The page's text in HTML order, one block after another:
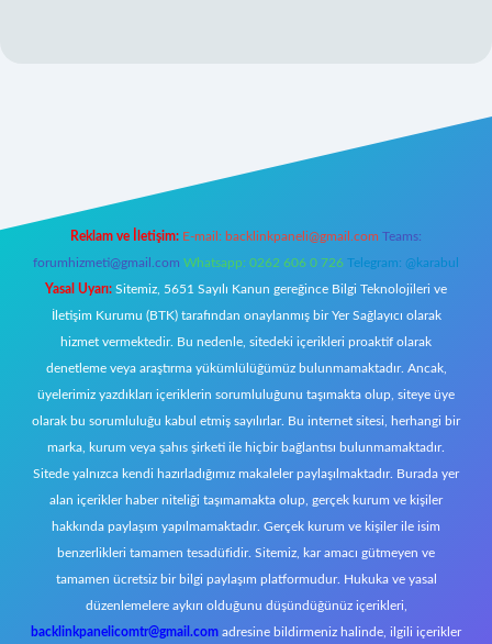
Reklam ve İletişim: E-mail: backlinkpaneli@gmail.com Teams:
forumhizmeti@gmail.com Whatsapp: 0262 606 0 726 Telegram: @karabul
Yasal Uyarı: Sitemiz, 5651 Sayılı Kanun gereğince Bilgi Teknolojileri ve
İletişim Kurumu (BTK) tarafından onaylanmış bir Yer Sağlayıcı olarak
hizmet vermektedir. Bu nedenle, sitedeki içerikleri proaktif olarak
denetleme veya araştırma yükümlülüğümüz bulunmamaktadır. Ancak,
üyelerimiz yazdıkları içeriklerin sorumluluğunu taşımakta olup, siteye üye
olarak bu sorumluluğu kabul etmiş sayılırlar. Bu internet sitesi, herhangi bir
marka, kurum veya şahıs şirketi ile hiçbir bağlantısı bulunmamaktadır.
Sitede yalnızca kendi hazırladığımız makaleler paylaşılmaktadır. Burada yer
alan içerikler haber niteliği taşımamakta olup, gerçek kurum ve kişiler
hakkında paylaşım yapılmamaktadır. Gerçek kurum ve kişiler ile isim
benzerlikleri tamamen tesadüfidir. Sitemiz, kar amacı gütmeyen ve
tamamen ücretsiz bir bilgi paylaşım platformudur. Hukuka ve yasal
düzenlemelere aykırı olduğunu düşündüğünüz içerikleri,
backlinkpanelicomtr@gmail.com adresine bildirmeniz halinde, ilgili içerikler